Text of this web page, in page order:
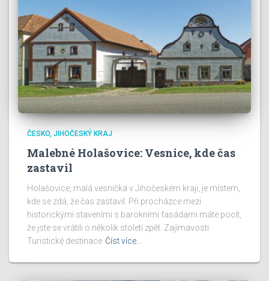
ČESKO JIHOČESKÝ KRAJ
Malebné Holašovice: Vesnice, kde čas
zastavil
Holašovice, malá vesnička v Jihočeském kraji, je místem,
kde se zdá, že čas zastavil. Při procházce mezi
historickými staveními s barokními fasádami máte pocit,
že jste se vrátili o několik století zpět. Zajímavosti
Turistické destinace Číst více…